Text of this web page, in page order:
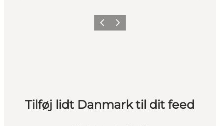
ForrigeNæste
Tilføj lidt Danmark til dit feed